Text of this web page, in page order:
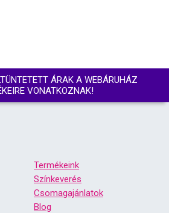
ÁRAK A WEBÁRUHÁZ
VONATKOZNAK!
Termékeink
Színkeverés
Csomagajánlatok
Blog